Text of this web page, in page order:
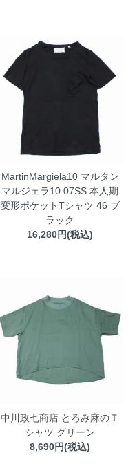
MartinMargiela10 マルタン
マルジェラ10 07SS 本人期
変形ポケットTシャツ 46 ブ
ラック
16,280円(税込)
中川政七商店 とろみ麻のＴ
シャツ グリーン
8,690円(税込)